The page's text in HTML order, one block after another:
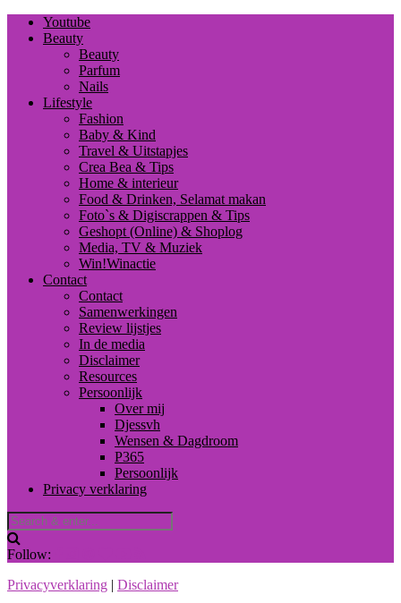
Youtube
Beauty
Beauty
Parfum
Nails
Lifestyle
Fashion
Baby & Kind
Travel & Uitstapjes
Crea Bea & Tips
Home & interieur
Food & Drinken, Selamat makan
Foto`s & Digiscrappen & Tips
Geshopt (Online) & Shoplog
Media, TV & Muziek
Win!Winactie
Contact
Contact
Samenwerkingen
Review lijstjes
In de media
Disclaimer
Resources
Persoonlijk
Over mij
Djessvh
Wensen & Dagdroom
P365
Persoonlijk
Privacy verklaring
Follow:
Privacyverklaring | Disclaimer